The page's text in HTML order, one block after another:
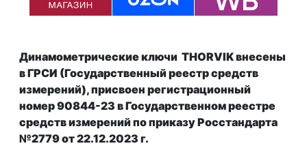
Динамометрические ключи THORVIK внесены
в ГРСИ (Государственный реестр средств
измерений), присвоен регистрационный
номер 90844-23 в Государственном реестре
средств измеренийпо приказу Росстандарта
№2779 от 22.12.2023 г.